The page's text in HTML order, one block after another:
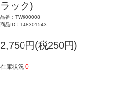
ラック)
品番：TW600008
商品ID：148301543
2,750円(税250円)
在庫状況 0